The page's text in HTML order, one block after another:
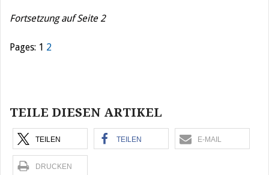
Fortsetzung auf Seite 2
Pages: 1 2
TEILE DIESEN ARTIKEL
TEILEN TEILEN E-MAIL
DRUCKEN